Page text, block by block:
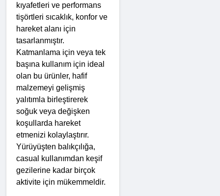
kıyafetleri ve performans
tişörtleri sıcaklık, konfor ve
hareket alanı için
tasarlanmıştır.
Katmanlama için veya tek
başına kullanım için ideal
olan bu ürünler, hafif
malzemeyi gelişmiş
yalıtımla birleştirerek
soğuk veya değişken
koşullarda hareket
etmenizi kolaylaştırır.
Yürüyüşten balıkçılığa,
casual kullanımdan keşif
gezilerine kadar birçok
aktivite için mükemmeldir.